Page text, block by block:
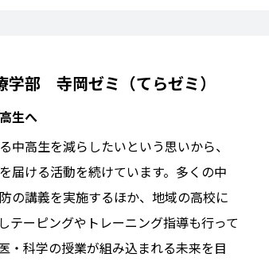
部 寺岡ゼミ（てらゼミ）
生へ
中高生を減らしたいという思いから、
届ける活動を続けています。多くの中
の講義を実施するほか、地域の高校に
テーピングやトレーニング指導も行って
・科学の授業が組み込まれる未来を目